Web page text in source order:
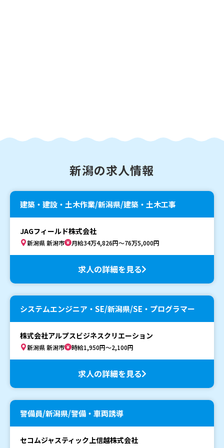
新潟の求人情報
建築・建設・土木作業/新潟県/建築・土木工事
JAGフィールド株式会社
新潟県 新潟市 月給34万4,826円～76万5,000円
求人の詳細を見る
システムエンジニア・SE/新潟県/SE・プログラマー
株式会社アルプスビジネスクリエーション
新潟県 新潟市 時給1,950円～2,100円
求人の詳細を見る
警備員/新潟県/警備・車両誘導
セコムジャスティック上信越株式会社